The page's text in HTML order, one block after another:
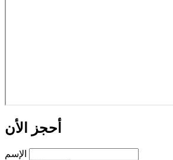
أحجز الأن
الإسم